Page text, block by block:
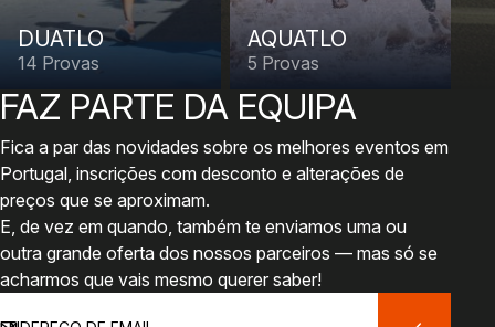
DUATLO
14 Provas
AQUATLO
5 Provas
FAZ PARTE DA EQUIPA
Fica a par das novidades sobre os melhores eventos em
Portugal, inscrições com desconto e alterações de
preços que se aproximam.
E, de vez em quando, também te enviamos uma ou
outra grande oferta dos nossos parceiros — mas só se
acharmos que vais mesmo querer saber!